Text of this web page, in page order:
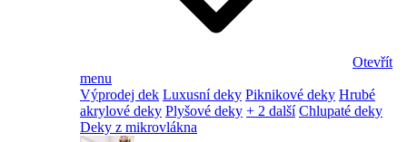
Otevřít
menu
Výprodej dek Luxusní deky Piknikové deky Hrubé
akrylové deky Plyšové deky + 2 další Chlupaté deky
Deky z mikrovlákna